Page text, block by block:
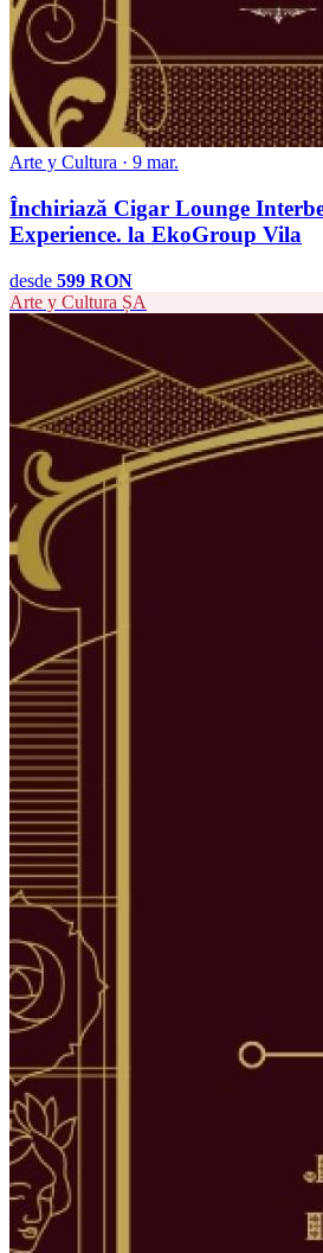
Arte y Cultura · 9 mar.
Închiriază Cigar Lounge
Experience. la EkoGroup Vila
desde 599 RON
Arte y Cultura ȘA